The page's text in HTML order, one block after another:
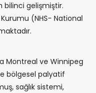
bilinci gelişmiştir.
(NHS- National
Montreal ve Winnipeg
bölgesel palyatif
sağlık sistemi,